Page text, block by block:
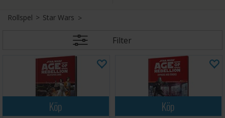
Rollspel>Star Wars
Filter
Köp Köp